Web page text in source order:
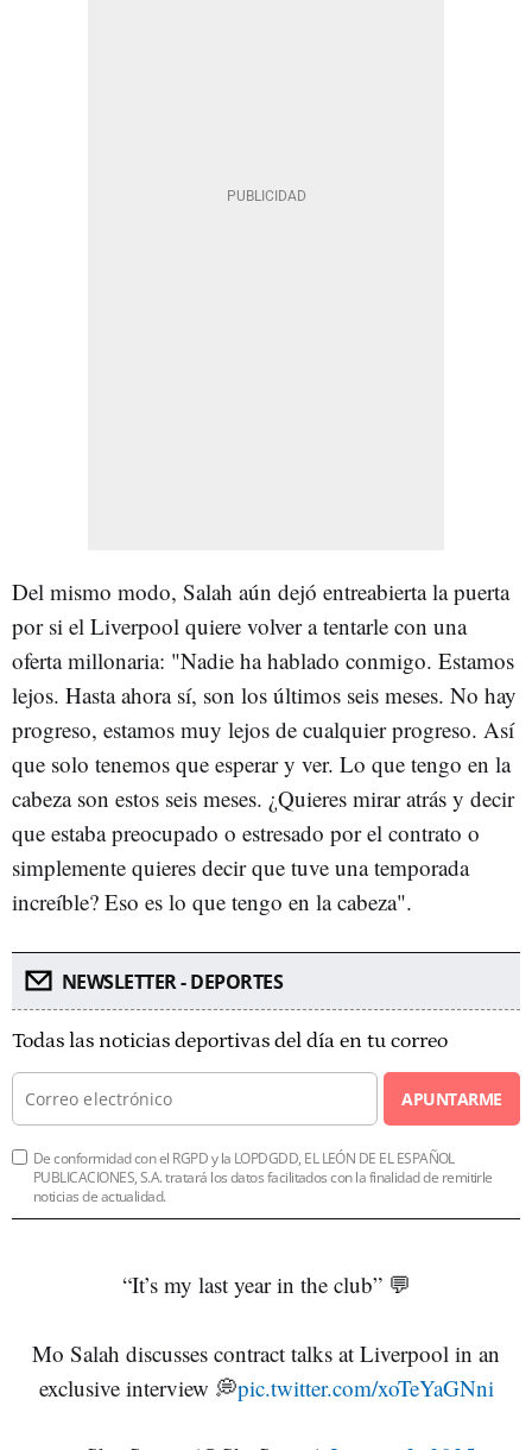
Del mismo modo, Salah aún dejó entreabierta la puerta
por si el Liverpool quiere volver a tentarle con una
oferta millonaria: "Nadie ha hablado conmigo. Estamos
lejos. Hasta ahora sí, son los últimos seis meses. No hay
progreso, estamos muy lejos de cualquier progreso. Así
que solo tenemos que esperar y ver. Lo que tengo en la
cabeza son estos seis meses. ¿Quieres mirar atrás y decir
que estaba preocupado o estresado por el contrato o
simplemente quieres decir que tuve una temporada
increíble? Eso es lo que tengo en la cabeza".
NEWSLETTER - DEPORTES
Todas las noticias deportivas del día en tu correo
APUNTARME
De conformidad con el RGPD y la LOPDGDD, EL LEÓN DE EL ESPAÑOL
PUBLICACIONES, S.A. tratará los datos facilitados con la finalidad de remitirle
noticias de actualidad.
“It’s my last year in the club” 💬
Mo Salah discusses contract talks at Liverpool in an
exclusive interview 💭pic.twitter.com/xoTeYaGNni